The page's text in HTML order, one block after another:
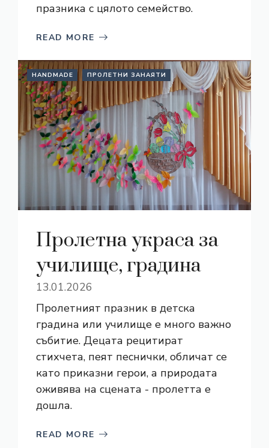
празника с цялото семейство.
READ MORE
HANDMADE ПРОЛЕТНИ ЗАНАЯТИ
Пролетна украса за
училище, градина
13.01.2026
Пролетният празник в детска
градина или училище е много важно
събитие. Децата рецитират
стихчета, пеят песнички, обличат се
като приказни герои, а природата
оживява на сцената - пролетта е
дошла.
READ MORE